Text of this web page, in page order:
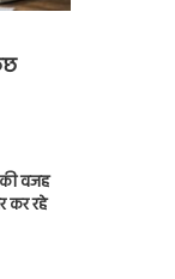
वजह
कर रहे